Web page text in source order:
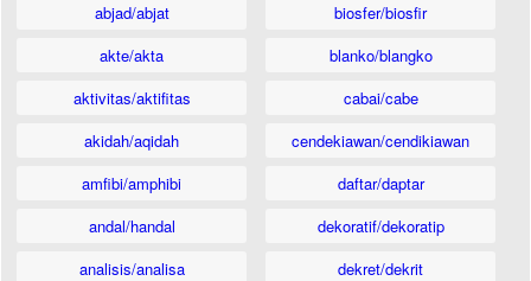
abjad/abjat
akte/akta
aktivitas/aktifitas
akidah/aqidah
amfibi/amphibi
andal/handal
analisis/analisa
biosfer/biosfir
blanko/blangko
cabai/cabe
cendekiawan/cendikiawan
daftar/daptar
dekoratif/dekoratip
dekret/dekrit